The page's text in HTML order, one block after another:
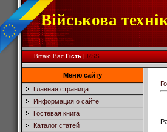
Військова
Вітаю Вас Гість|RSS
Меню сайту
Главная страница
Информация о сайте
Гостевая книга
Каталог статей